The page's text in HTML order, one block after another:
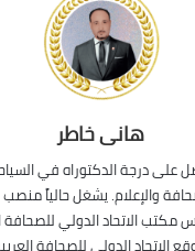
هانى خاطر
على درجة الدكتوراه في
والإعلام. يشغل حالياً
مكتب الاتحاد الدولي